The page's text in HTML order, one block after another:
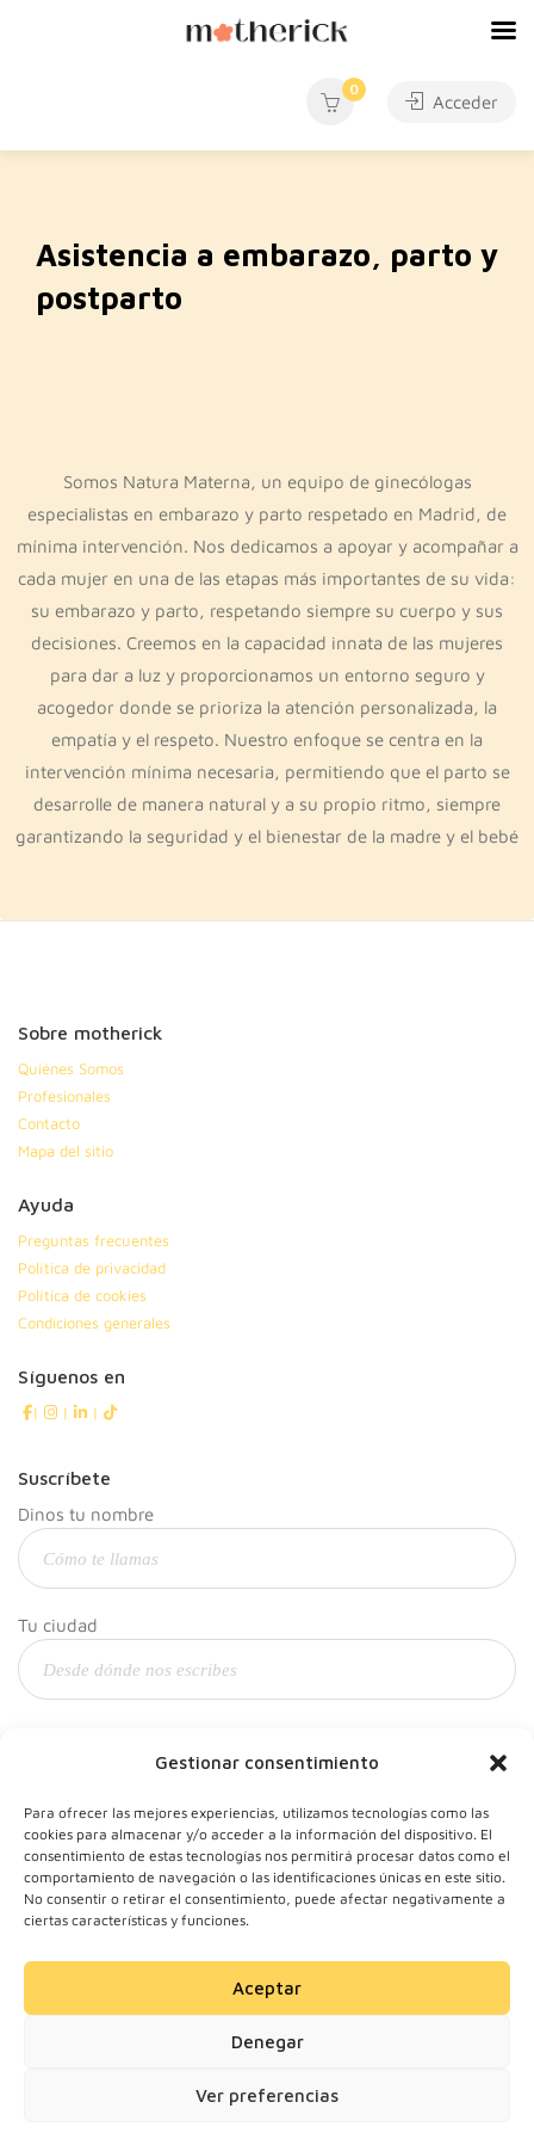
Gestionar consentimiento
Para ofrecer las mejores experiencias, utilizamos tecnologías como las
cookies para almacenar y/o acceder a la información del dispositivo. El
consentimiento de estas tecnologías nos permitirá procesar datos como el
comportamiento de navegación o las identificaciones únicas en este sitio.
No consentir o retirar el consentimiento, puede afectar negativamente a
ciertas características y funciones.
Aceptar
Denegar
Ver preferencias
0
Acceder
Asistencia a embarazo, parto y
postparto
Somos Natura Materna, un equipo de ginecólogas
especialistas en embarazo y parto respetado en Madrid, de
mínima intervención. Nos dedicamos a apoyar y acompañar a
cada mujer en una de las etapas más importantes de su vida:
su embarazo y parto, respetando siempre su cuerpo y sus
decisiones. Creemos en la capacidad innata de las mujeres
para dar a luz y proporcionamos un entorno seguro y
acogedor donde se prioriza la atención personalizada, la
empatía y el respeto. Nuestro enfoque se centra en la
intervención mínima necesaria, permitiendo que el parto se
desarrolle de manera natural y a su propio ritmo, siempre
garantizando la seguridad y el bienestar de la madre y el bebé
Sobre motherick
Quiénes Somos
Profesionales
Contacto
Mapa del sitio
Ayuda
Preguntas frecuentes
Política de privacidad
Política de cookies
Condiciones generales
Síguenos en
| | |
Suscríbete
Dinos tu nombre
Tu ciudad
© 2024 Motherick S.L.